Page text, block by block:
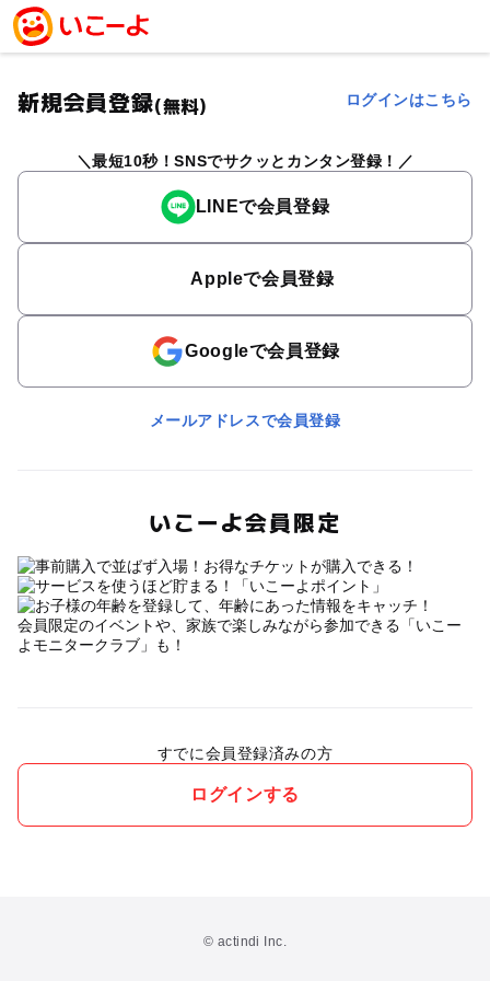
新規会員登録(無料) ログインはこちら
最短10秒！SNSでサクッとカンタン登録！
LINEで会員登録
Appleで会員登録
Googleで会員登録
メールアドレスで会員登録
いこーよ会員限定
会員限定のイベントや、家族で楽しみながら参加できる「いこー
よモニタークラブ」も！
すでに会員登録済みの方
ログインする
© actindi Inc.